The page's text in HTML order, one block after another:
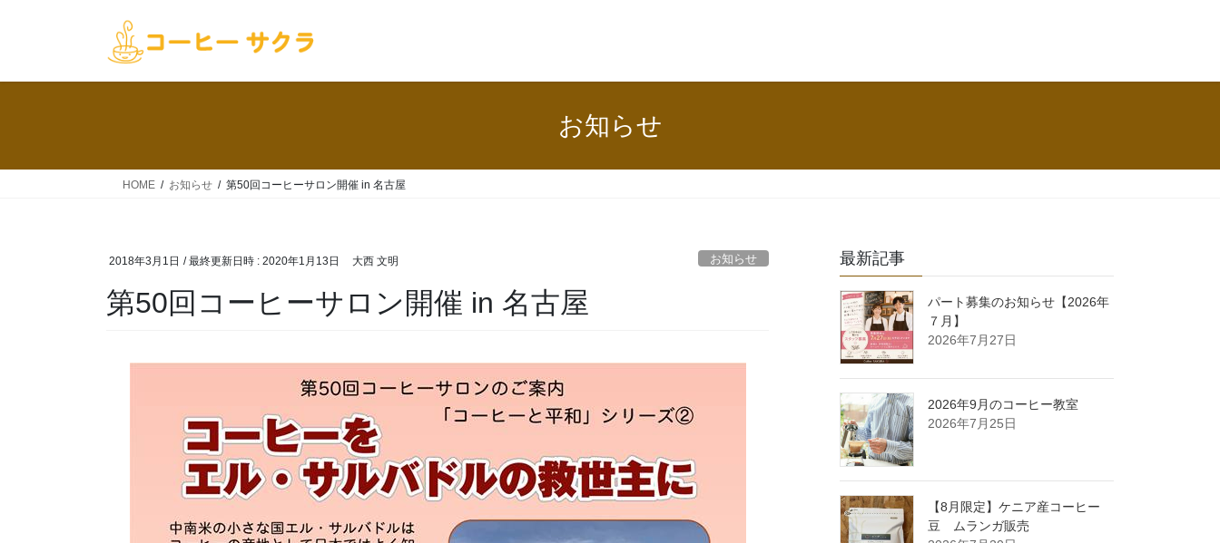
お知らせ
HOME お知らせ 第50回コーヒーサロン開催 in 名古屋
2018年3月1日 / 最終更新日時 : 2020年1月13日 大西 文明 お知らせ
第50回コーヒーサロン開催 in 名古屋
最新記事
パート募集のお知らせ【2026年
７月】
2026年7月27日
2026年9月のコーヒー教室
2026年7月25日
【8月限定】ケニア産コーヒー
豆 ムランガ販売